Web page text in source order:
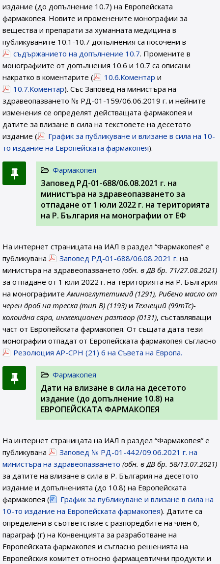
издание (до допълнение 10.7) на Европейската
фармакопея. Новите и променените монографии за
вещества и препарати за хуманната медицина в
публикуваните 10.1-10.7 допълнения са посочени в
съдържанието на допълнение 10.7. Промените в
монографиите от допълнения 10.6 и 10.7 са описани
накратко в коментарите (
10.6.Коментар и
10.7.Коментар). Със Заповед на министъра на
здравеопазването № РД-01-159/06.06.2019 г. и нейните
изменения се определят действащата фармакопея и
датите за влизане в сила на текстовете на десетото
издание (
График за публикуване и влизане в сила на 10-
то издание на Европейската фармакопея).
Фармакопея
Заповед РД-01-688/06.08.2021 г. на
министъра на здравеопазването за
отпадане от 1 юли 2022 г. на територията
на Р. България на монографии от ЕФ
На интернет страницата на ИАЛ в раздел “Фармакопея” е
публикувана
Заповед РД-01-688/06.08.2021 г. на
министъра на здравеопазването (обн. в ДВ бр. 71/27.08.2021)
за отпадане от 1 юли 2022 г. на територията на Р. България
на монографиитеАминоглутетимид (1291), Рибено масло от
черен дроб на треска (тип В) (1193) и Технеций (99mTc)-
колоидна сяра, инжекционен разтвор (0131), съставляващи
част от Европейската фармакопея. От същата дата тези
монографии отпадат от Европейската фармакопея съгласно
Резолюция AP-CPH (21) 6 на Съвета на Европа.
Фармакопея
Дати на влизане в сила на десетото
издание (до допълнение 10.8) на
ЕВРОПЕЙСКАТА ФАРМАКОПЕЯ
На интернет страницата на ИАЛ в раздел “Фармакопея” е
публикувана
Заповед № РД-01-442/09.06.2021 г. на
министъра на здравеопазването (обн. в ДВ бр. 58/13.07.2021)
за датите на влизане в сила в Р. България на десетото
издание и допълненията (до 10.8) на Европейската
фармакопея (
График за публикуване и влизане в сила на
10-то издание на Европейската фармакопея). Датите са
определени в съответствие с разпоредбите на член 6,
параграф (г) на Конвенцията за разработване на
Европейската фармакопея и съгласно решенията на
Европейския комитет относно фармацевтични продукти и